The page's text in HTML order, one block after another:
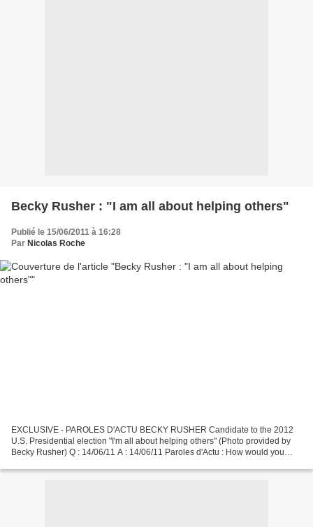
Becky Rusher : "I am all about helping others"
Publié le 15/06/2011 à 16:28
Par Nicolas Roche
EXCLUSIVE - PAROLES D'ACTU BECKY RUSHER Candidate to the 2012
U.S. Presidential election "I'm all about helping others" (Photo provided by
Becky Rusher) Q : 14/06/11 A : 14/06/11 Paroles d'Actu : How would you